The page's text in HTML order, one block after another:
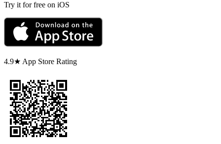
Try it for free on iOS
4.9★ App Store Rating